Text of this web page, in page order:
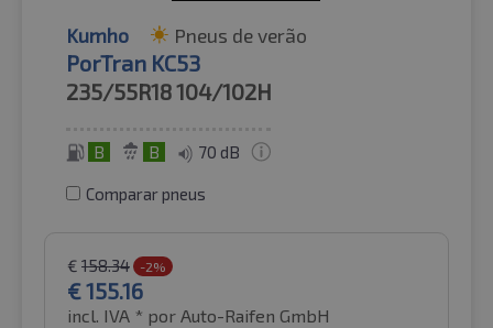
Kumho Pneus de verão
PorTran KC53
235/55R18104/102H
B B 70 dB
Comparar pneus
€ 158.34 -2%
€155.16
incl. IVA * por Auto-Raifen GmbH